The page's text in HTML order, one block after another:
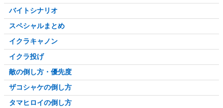
バイトシナリオ
スペシャルまとめ
イクラキャノン
イクラ投げ
敵の倒し方・優先度
ザコシャケの倒し方
タマヒロイの倒し方